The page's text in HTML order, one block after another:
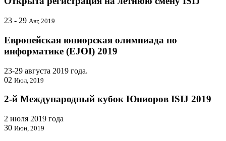
23 - 29 Авг, 2019
Европейская юниорская олимпиада по
информатике (ЕJOI) 2019
23-29 августа 2019 года.
02 Июл, 2019
2-й Международный кубок Юниоров ISIJ 2019
2 июля 2019 года
30 Июн, 2019